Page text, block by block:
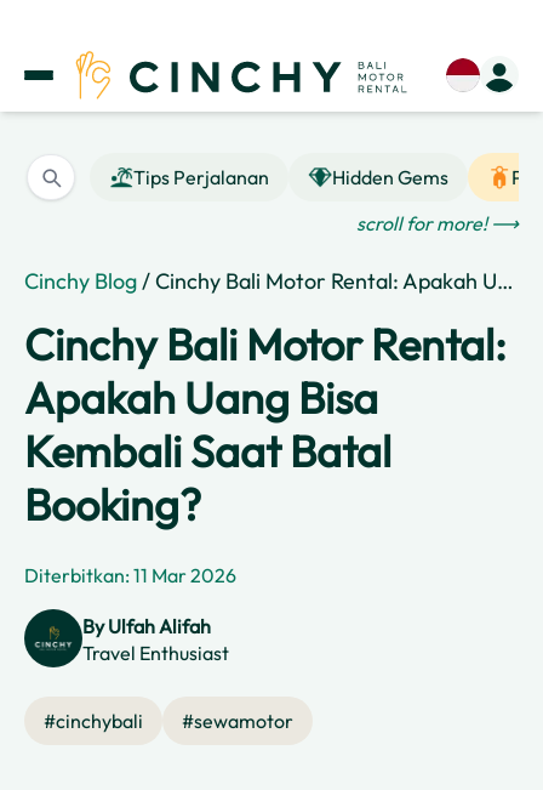
Tips Perjalanan Hidden Gems
scroll for more! ⟶
Cinchy Blog/ Cinchy Bali Motor Rental: Apakah Uang Bisa Kembali Saat Batal Booking?
Cinchy Bali Motor Rental:
Apakah Uang Bisa
Kembali Saat Batal
Booking?
Diterbitkan: 11 Mar 2026
ByUlfah Alifah
Travel Enthusiast
#cinchybali #sewamotor